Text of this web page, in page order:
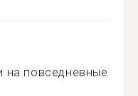
на повседневные